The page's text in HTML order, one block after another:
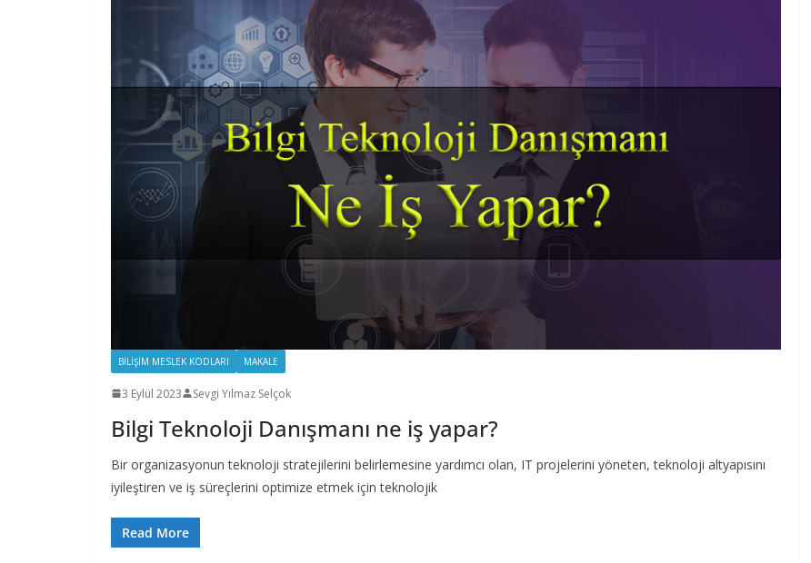
BILIŞIM MESLEK KODLARI MAKALE
3 Eylül 2023 Sevgi Yılmaz Selçok
Bilgi Teknoloji Danışmanı ne iş yapar?
Bir organizasyonun teknoloji stratejilerini belirlemesine yardımcı olan, IT projelerini yöneten, teknoloji altyapısını
iyileştiren ve iş süreçlerini optimize etmek için teknolojik
Read More